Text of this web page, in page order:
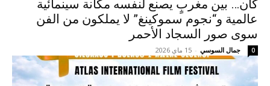
كان… بين مغربٍ يصنع لنفسه مكانة سينمائية
عالمية و“نجوم سموكينغ” لا يملكون من الفن
سوى صور السجاد الأحمر
جمال السوسي - 15 ماي 2026 0